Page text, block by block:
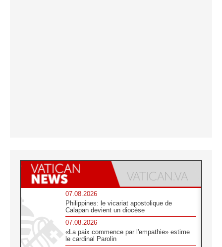
07.08.2026
Philippines: le vicariat apostolique de
Calapan devient un diocèse
07.08.2026
«La paix commence par l'empathie» estime
le cardinal Parolin